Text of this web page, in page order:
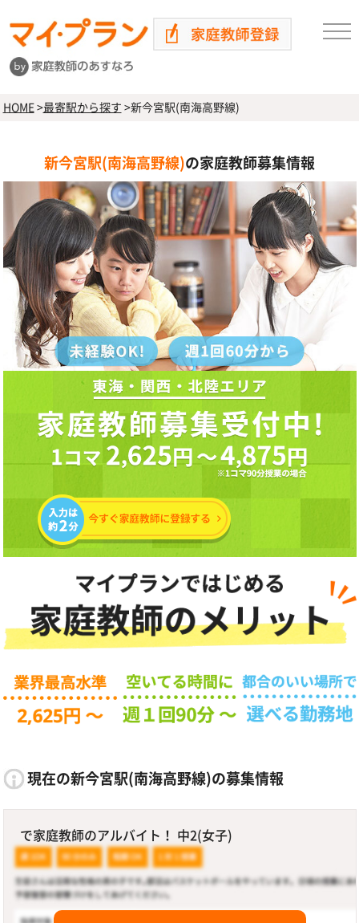
HOME>最寄駅から探す >新今宮駅(南海高野線)
新今宮駅(南海高野線)の家庭教師募集情報
現在の新今宮駅(南海高野線)の募集情報
で家庭教師のアルバイト！ 中2(女子)